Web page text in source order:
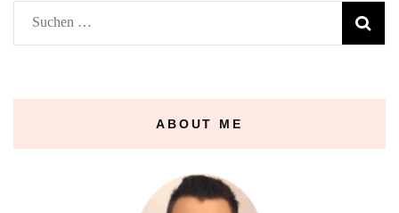
Suchen
nach:
ABOUT ME